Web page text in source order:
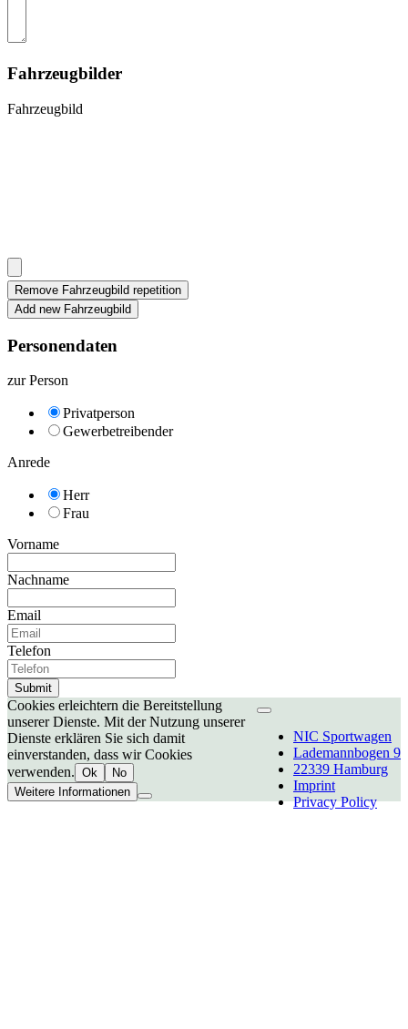
Fahrzeugbilder
Fahrzeugbild
Personendaten
zur Person
Privatperson
Gewerbetreibender
Anrede
Herr
Frau
Vorname
Nachname
Email
Telefon
NIC Sportwagen
Lademannbogen 9
22339 Hamburg
Imprint
Privacy Policy
Cookies erleichtern die Bereitstellung
unserer Dienste. Mit der Nutzung unserer
Dienste erklären Sie sich damit
einverstanden, dass wir Cookies
verwenden. Ok
No
Weitere Informationen